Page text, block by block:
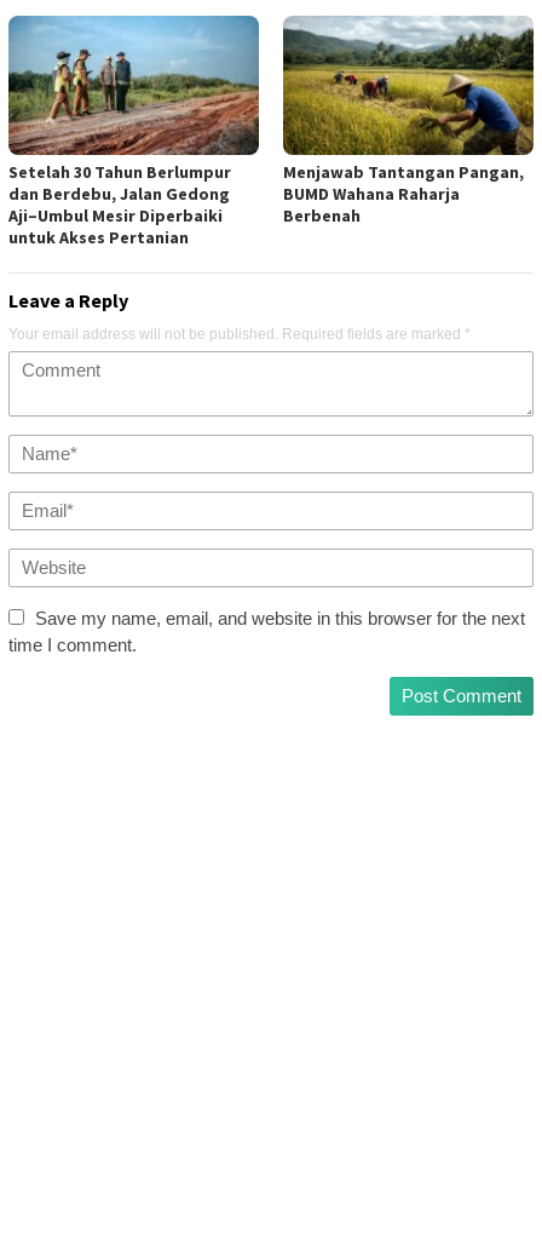
Setelah 30 Tahun Berlumpur
dan Berdebu, Jalan Gedong
Aji–Umbul Mesir Diperbaiki
untuk Akses Pertanian
Menjawab Tantangan Pangan,
BUMD Wahana Raharja
Berbenah
Leave a Reply
Your email address will not be published. Required fields are marked *
Save my name, email, and website in this browser for the next
time I comment.